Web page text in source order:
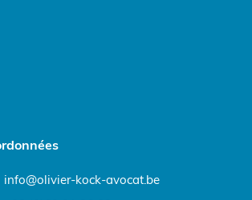
info@olivier-kock-avocat.be